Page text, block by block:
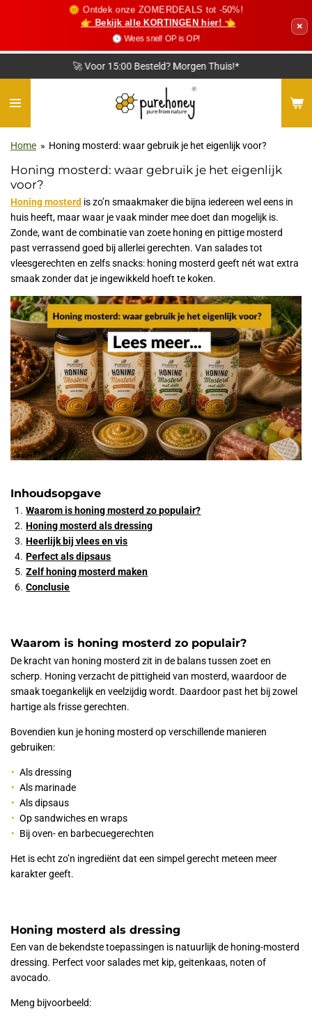
🌞 Ontdek onze ZOMERDEALS tot -50%!
👉 Bekijk alle KORTINGEN hier! 👈
🕓 Wees snel! OP is OP!
×
🚀 Voor 15:00 Besteld? Morgen Thuis!*
Home » Honing mosterd: waar gebruik je het eigenlijk voor?
Honing mosterd: waar gebruik je het eigenlijk
voor?
Honing mosterd is zo’n smaakmaker die bijna iedereen wel eens in
huis heeft, maar waar je vaak minder mee doet dan mogelijk is.
Zonde, want de combinatie van zoete honing en pittige mosterd
past verrassend goed bij allerlei gerechten. Van salades tot
vleesgerechten en zelfs snacks: honing mosterd geeft nét wat extra
smaak zonder dat je ingewikkeld hoeft te koken.
Inhoudsopgave
Waarom is honing mosterd zo populair?
Honing mosterd als dressing
Heerlijk bij vlees en vis
Perfect als dipsaus
Zelf honing mosterd maken
Conclusie
Waarom is honing mosterd zo populair?
De kracht van honing mosterd zit in de balans tussen zoet en
scherp. Honing verzacht de pittigheid van mosterd, waardoor de
smaak toegankelijk en veelzijdig wordt. Daardoor past het bij zowel
hartige als frisse gerechten.
Bovendien kun je honing mosterd op verschillende manieren
gebruiken:
Als dressing
Als marinade
Als dipsaus
Op sandwiches en wraps
Bij oven- en barbecuegerechten
Het is echt zo’n ingrediënt dat een simpel gerecht meteen meer
karakter geeft.
Honing mosterd als dressing
Een van de bekendste toepassingen is natuurlijk de honing-mosterd
dressing. Perfect voor salades met kip, geitenkaas, noten of
avocado.
Meng bijvoorbeeld: